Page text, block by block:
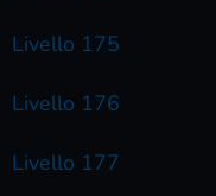
Livello 175
Livello 176
Livello 177